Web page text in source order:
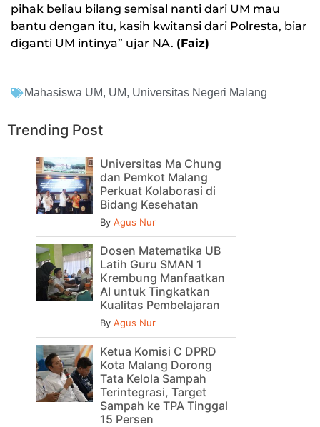
pihak beliau bilang semisal nanti dari UM mau
bantu dengan itu, kasih kwitansi dari Polresta, biar
diganti UM intinya” ujar NA. (Faiz)
Mahasiswa UM, UM, Universitas Negeri Malang
Trending Post
Universitas Ma Chung
dan Pemkot Malang
Perkuat Kolaborasi di
Bidang Kesehatan
By Agus Nur
Dosen Matematika UB
Latih Guru SMAN 1
Krembung Manfaatkan
AI untuk Tingkatkan
Kualitas Pembelajaran
By Agus Nur
Ketua Komisi C DPRD
Kota Malang Dorong
Tata Kelola Sampah
Terintegrasi, Target
Sampah ke TPA Tinggal
15 Persen